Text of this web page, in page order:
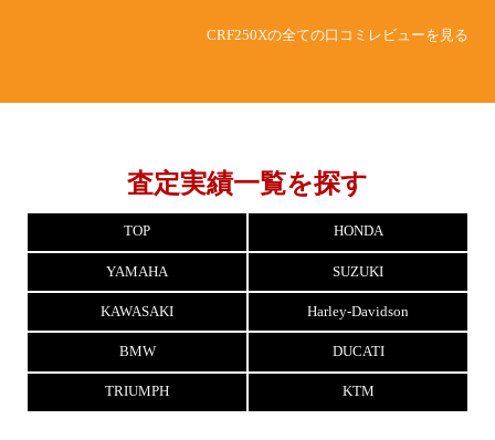
CRF250Xの全ての口コミレビューを見る
査定実績一覧を探す
TOP HONDA
YAMAHA SUZUKI
KAWASAKI Harley-Davidson
BMW DUCATI
TRIUMPH KTM